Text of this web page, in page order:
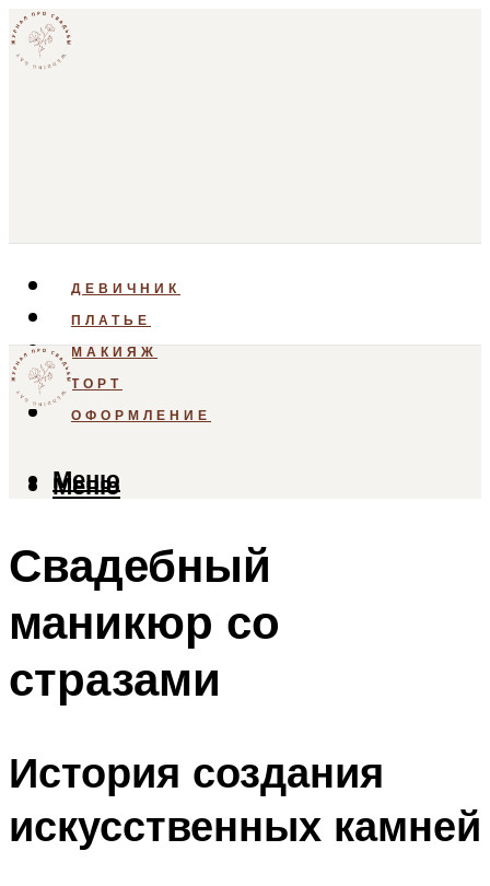
ДЕВИЧНИК
ПЛАТЬЕ
МАКИЯЖ
ТОРТ
ОФОРМЛЕНИЕ
Меню
Меню
Свадебный
маникюр со
стразами
История создания
искусственных камней